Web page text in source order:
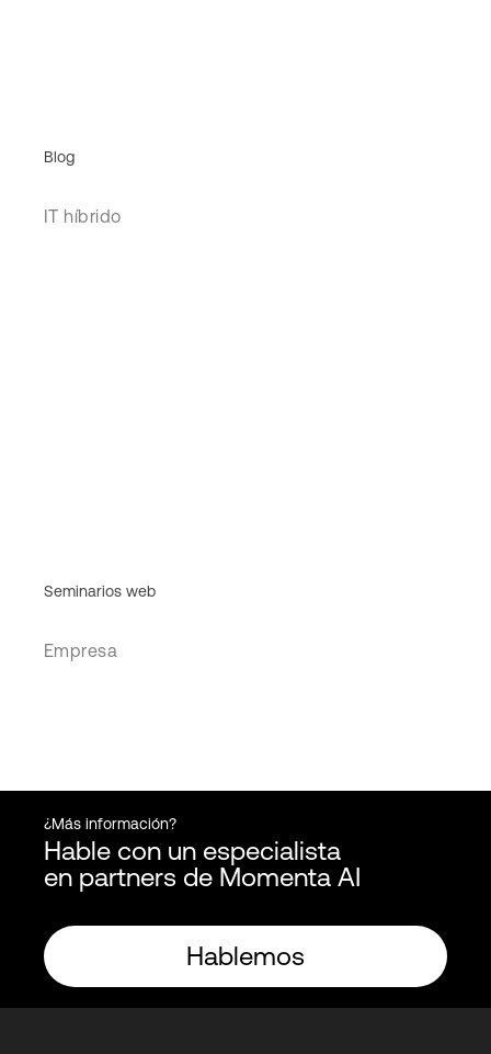
Blog
IT híbrido
Seminarios web
Empresa
¿Más información?
Hable con un especialista
en partners de Momenta AI
Hablemos